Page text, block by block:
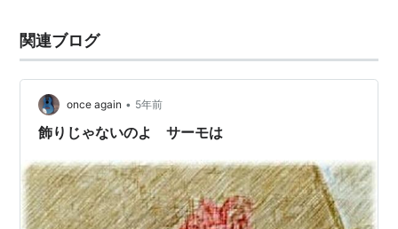
関連ブログ
once again • 5年前
飾りじゃないのよ サーモは